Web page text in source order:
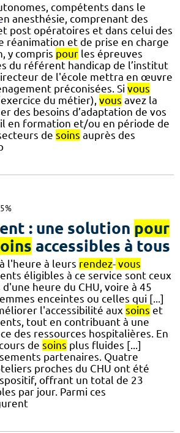
compétents dans le
anesthésie, comprenant des
post opératoires et dans celui des
réanimation et de prise en charge
y compris pour les épreuves
du référent handicap de l’institut
de l'école mettra en œuvre
préconisées. Si vous
du métier), vous avez la
des besoins d’adaptation de vos
en formation et/ou en période de
de soins auprès des
: une solution pour
accessibles à tous
l'heure à leurs rendez- vous
éligibles à ce service sont ceux
heure du CHU, voire à 45
enceintes ou celles qui [...]
l'accessibilité aux soins et
tout en contribuant à une
des ressources hospitalières. En
de soins plus fluides [...]
partenaires. Quatre
proches du CHU ont été
offrant un total de 23
par jour. Parmi ces